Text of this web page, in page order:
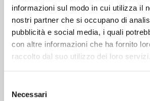
informazioni sul modo in cui utilizza il
nostri partner che si occupano di
pubblicità e social media, i quali
con altre informazioni che ha fornito
raccolto dal suo utilizzo dei loro servizi.
delNecessari